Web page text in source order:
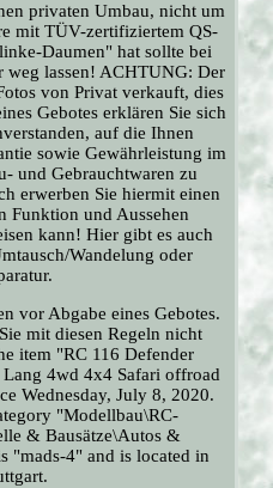
privaten Umbau, nicht um
mit TÜV-zertifiziertem QS-
Daumen" hat sollte bei
weg lassen! ACHTUNG: Der
von Privat verkauft, dies
Gebotes erklären Sie sich
auf die Ihnen
sowie Gewährleistung im
und Gebrauchtwaren zu
erwerben Sie hiermit einen
Funktion und Aussehen
kann! Hier gibt es auch
Wandelung oder
vor Abgabe eines Gebotes.
mit diesen Regeln nicht
item "RC 116 Defender
4wd 4x4 Safari offroad
Wednesday, July 8, 2020.
"Modellbau\RC-
& Bausätze\Autos &
"mads-4" and is located in